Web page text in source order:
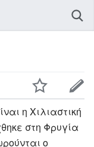
η Χιλιαστική
στη Φρυγία
ο